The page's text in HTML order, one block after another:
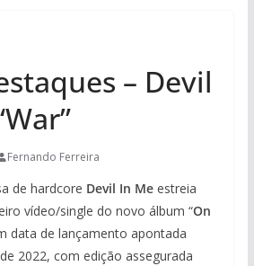
– Devil
Fernando Ferreira
de hardcore Devil In Meestreia
vídeo/single do novo álbum “On
data de lançamento apontada
2022, com edição assegurada